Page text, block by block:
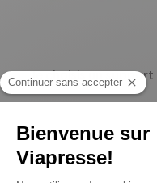
Je choisis un support
Je choisis une durée